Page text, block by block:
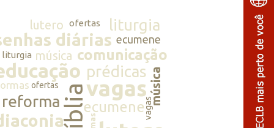
lutero ofertas liturgia
diárias ecumene
liturgia música comunicação
prédicasmúsica
ofertasbíbliavagas
reforma ecumenevagas